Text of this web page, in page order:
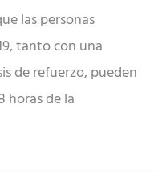
las personas
tanto con una
de refuerzo, pueden
horas de la